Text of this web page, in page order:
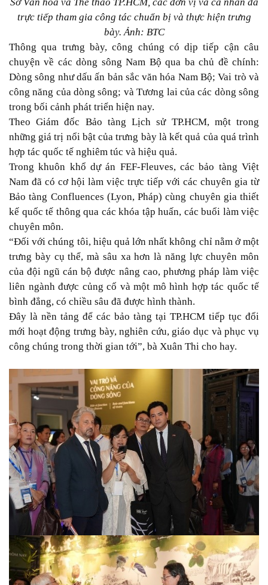
trực tiếp tham gia công tác chuẩn bị và thực hiện trưng
bày. Ảnh: BTC
Thông qua trưng bày, công chúng có dịp tiếp cận câu
chuyện về các dòng sông Nam Bộ qua ba chủ đề chính:
Dòng sông như dấu ấn bản sắc văn hóa Nam Bộ; Vai trò và
công năng của dòng sông; và Tương lai của các dòng sông
trong bối cảnh phát triển hiện nay.
Theo Giám đốc Bảo tàng Lịch sử TP.HCM, một trong
những giá trị nổi bật của trưng bày là kết quả của quá trình
hợp tác quốc tế nghiêm túc và hiệu quả.
Trong khuôn khổ dự án FEF-Fleuves, các bảo tàng Việt
Nam đã có cơ hội làm việc trực tiếp với các chuyên gia từ
Bảo tàng Confluences (Lyon, Pháp) cùng chuyên gia thiết
kế quốc tế thông qua các khóa tập huấn, các buổi làm việc
chuyên môn.
“Đối với chúng tôi, hiệu quả lớn nhất không chỉ nằm ở một
trưng bày cụ thể, mà sâu xa hơn là năng lực chuyên môn
của đội ngũ cán bộ được nâng cao, phương pháp làm việc
liên ngành được củng cố và một mô hình hợp tác quốc tế
bình đẳng, có chiều sâu đã được hình thành.
Đây là nền tảng để các bảo tàng tại TP.HCM tiếp tục đổi
mới hoạt động trưng bày, nghiên cứu, giáo dục và phục vụ
công chúng trong thời gian tới”, bà Xuân Thi cho hay.